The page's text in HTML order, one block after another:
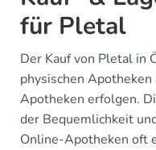
für Pletal
Der Kauf von Pletal in
physischen
Apotheken erfolgen.
der Bequemlichkeit
Online-Apotheken oft